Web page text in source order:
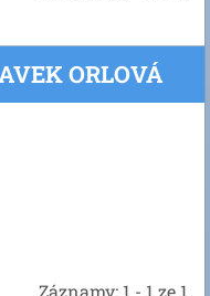
ORLOVÁ
Záznamy: 1 - 1 ze 1